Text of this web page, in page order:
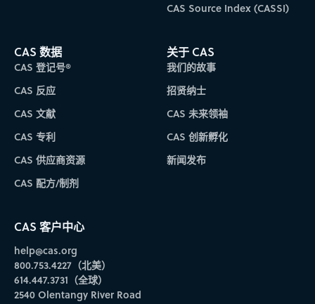
CAS Source Index (CASSI)
CAS 数据
CAS 登记号®
CAS 反应
CAS 文献
CAS 专利
CAS 供应商资源
CAS 配方/制剂
关于 CAS
我们的故事
招贤纳士
CAS 未来领袖
CAS 创新孵化
新闻发布
CAS 客户中心
help@cas.org
800.753.4227（北美）
614.447.3731（全球）
2540 Olentangy River Road